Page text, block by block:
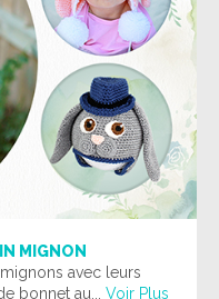
MIGNON
avec leurs
bonnet au... Voir Plus